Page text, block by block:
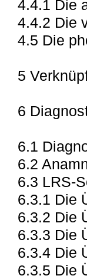
4.4.1 Die
4.4.2 Die
4.5 Die
5
6
6.1
6.2
6.3 LRS-
6.3.1 Die
6.3.2 Die
6.3.3 Die
6.3.4 Die
6.3.5 Die